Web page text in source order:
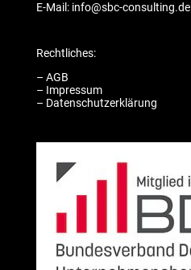
E-Mail: info@sbc-consulting.de
Rechtliches:
– AGB
– Impressum
– Datenschutzerklärung